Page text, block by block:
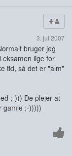
3. jul 2007
bruger jeg
lige for
tid, så det er "alm"
;-))) De plejer at
gamle ;-)))))